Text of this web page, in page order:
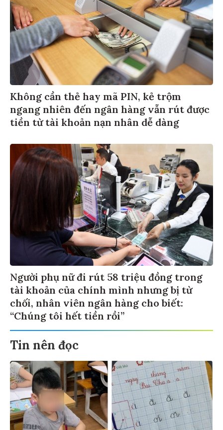
Không cần thẻ hay mã PIN, kẻ trộm
ngang nhiên đến ngân hàng vẫn rút được
tiền từ tài khoản nạn nhân dễ dàng
Người phụ nữ đi rút 58 triệu đồng trong
tài khoản của chính mình nhưng bị từ
chối, nhân viên ngân hàng cho biết:
“Chúng tôi hết tiền rồi”
Tin nên đọc